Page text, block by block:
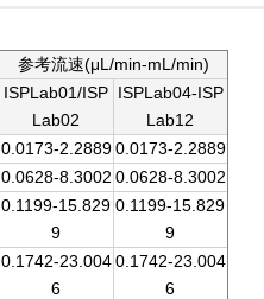
参考流速(μL/min-mL/min)
ISPLab01/ISP
Lab02
ISPLab04-ISP
Lab12
0.0173-2.2889 0.0173-2.2889
0.0628-8.3002 0.0628-8.3002
0.1199-15.829
9
0.1199-15.829
9
0.1742-23.004
6
0.1742-23.004
6